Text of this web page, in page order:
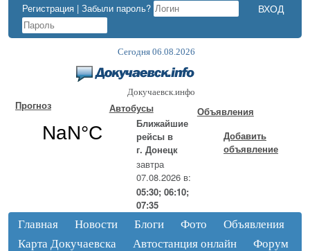
Регистрация | Забыли пароль?
Сегодня 06.08.2026
Докучаевск.инфо
Прогноз
Автобусы
Ближайшие
рейсы в
г. Донецк
завтра
07.08.2026 в:
05:30; 06:10;
07:35
Объявления
Добавить
объявление
Главная Новости Блоги Фото
Объявления
Карта Докучаевска
Автостанция онлайн Форум